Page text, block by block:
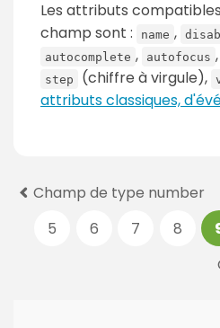
Les attributs
champ sont :
name ,
autocomplete , autofocus ,
step (chiffre à virgule),
attributs classiques,
Champ de type number
5
6 7 8